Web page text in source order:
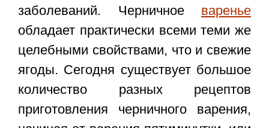
заболеваний. Черничное варенье
обладает практически всеми теми же
целебными свойствами, что и свежие
ягоды. Сегодня существует большое
количество разных рецептов
приготовления черничного варения,